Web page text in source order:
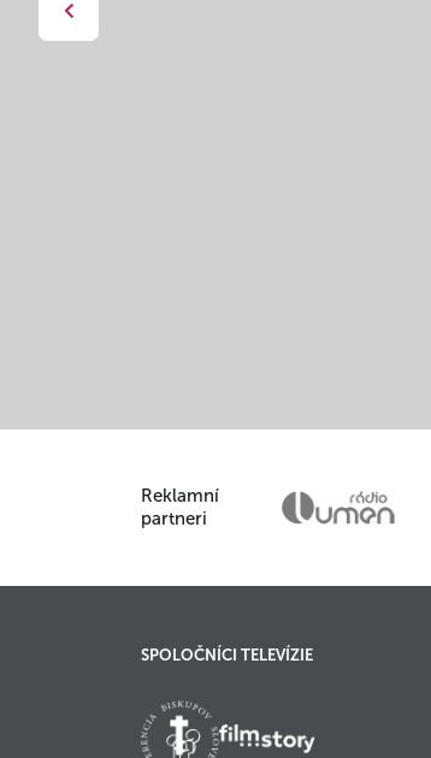
Reklamní
partneri
SPOLOČNÍCI TELEVÍZIE